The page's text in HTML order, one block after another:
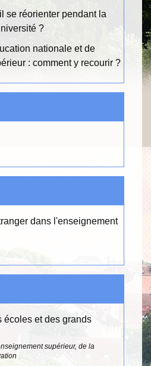
se réorienter pendant la
?
nationale et de
: comment y recourir ?
dans l'enseignement
écoles et des grands
supérieur, de la